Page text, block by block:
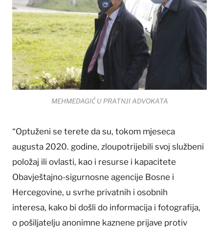
MEHMEDAGIĆ U PRATNJI ADVOKATA
“Optuženi se terete da su, tokom mjeseca
augusta 2020. godine, zloupotrijebili svoj službeni
položaj ili ovlasti, kao i resurse i kapacitete
Obavještajno-sigurnosne agencije Bosne i
Hercegovine, u svrhe privatnih i osobnih
interesa, kako bi došli do informacija i fotografija,
o pošiljatelju anonimne kaznene prijave protiv